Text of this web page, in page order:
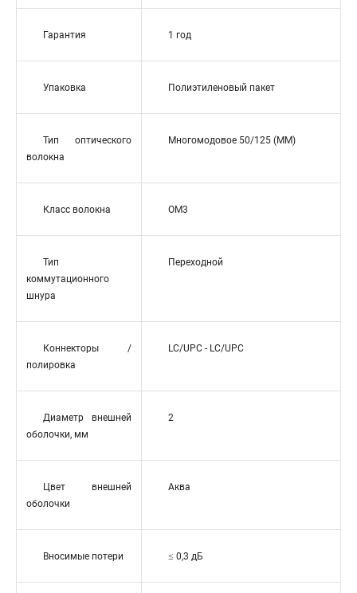
Гарантия 1 год
Упаковка Полиэтиленовый пакет
Тип оптического
волокна
Многомодовое 50/125 (MM)
Класс волокна OM3
Тип
коммутационного
шнура
Переходной
Коннекторы /
полировка
LC/UPC - LC/UPC
Диаметр внешней
оболочки, мм
2
Цвет внешней
оболочки
Аква
Вносимые потери ≤ 0,3 дБ